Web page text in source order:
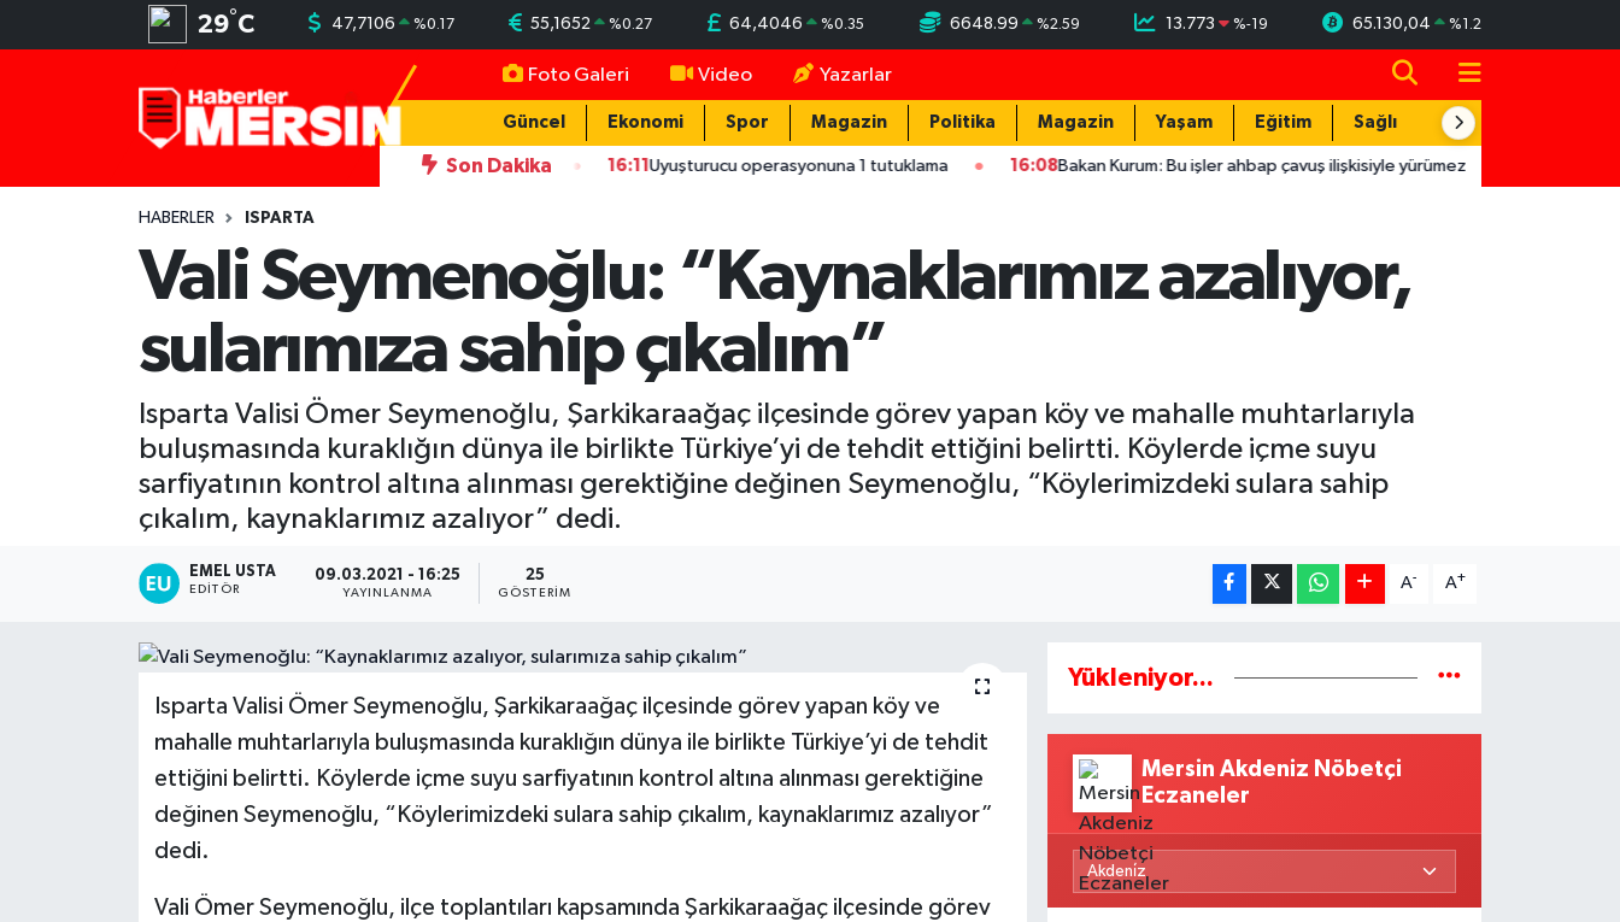
29°C 47,7106 %0.17 55,1652 %0.27 64,4046 %0.35 6648.99 %2.59 13.773 %-19 65.130,04 %1.2
Foto Galeri Video Yazarlar
Güncel Ekonomi Spor Magazin Politika Magazin Yaşam Eğitim Sağlık Teknoloji
Son Dakika
Hatay'da emekli emniyet mensuplarına plaket verildi 16:11Uyuşturucu operasyonuna 1 tutuklama 16:08 Bakan Kurum: Bu işler ahbap çavuş ilişkisiyle yürümez 16:07
HABERLER ISPARTA
Vali Seymenoğlu: “Kaynaklarımız azalıyor,
sularımıza sahip çıkalım”
Isparta Valisi Ömer Seymenoğlu, Şarkikaraağaç ilçesinde görev yapan köy ve mahalle muhtarlarıyla
buluşmasında kuraklığın dünya ile birlikte Türkiye’yi de tehdit ettiğini belirtti. Köylerde içme suyu
sarfiyatının kontrol altına alınması gerektiğine değinen Seymenoğlu, “Köylerimizdeki sulara sahip
çıkalım, kaynaklarımız azalıyor” dedi.
EMEL USTA
EDITÖR
09.03.2021 - 16:25
YAYINLANMA
25
GÖSTERIM
A- A+
Isparta Valisi Ömer Seymenoğlu, Şarkikaraağaç ilçesinde görev yapan köy ve
mahalle muhtarlarıyla buluşmasında kuraklığın dünya ile birlikte Türkiye’yi de tehdit
ettiğini belirtti. Köylerde içme suyu sarfiyatının kontrol altına alınması gerektiğine
değinen Seymenoğlu, “Köylerimizdeki sulara sahip çıkalım, kaynaklarımız azalıyor”
dedi.
Vali Ömer Seymenoğlu, ilçe toplantıları kapsamında Şarkikaraağaç ilçesinde görev
Yükleniyor...
Mersin Akdeniz Nöbetçi
Eczaneler
Mersin Nöbetçi Eczaneler
Mersin Hava Durumu
Mersin Trafik Yoğunluk Haritası
Süper Lig Puan Durumu ve Fikstür
Tüm Manşetler
Son Dakika Haberleri
Haber Arşivi